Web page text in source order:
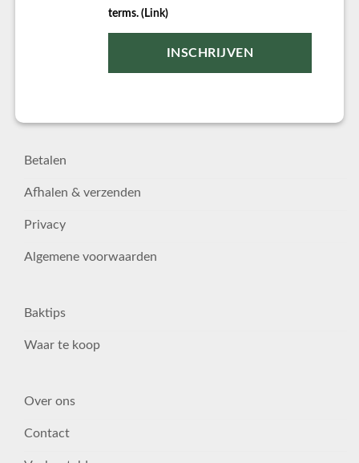
terms. (Link)
Betalen
Afhalen & verzenden
Privacy
Algemene voorwaarden
Baktips
Waar te koop
Over ons
Contact